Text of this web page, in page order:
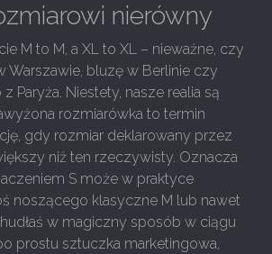
nierówny
M to M, a XL to XL – nieważne, czy
Warszawie, bluzę w Berlinie czy
Paryża. Niestety, nasze realia są
rozmiarówka to termin
gdy rozmiar deklarowany przez
niż ten rzeczywisty. Oznacza
S może w praktyce
noszącego klasyczne M lub nawet
w magiczny sposób w ciągu
prostu sztuczka marketingowa,